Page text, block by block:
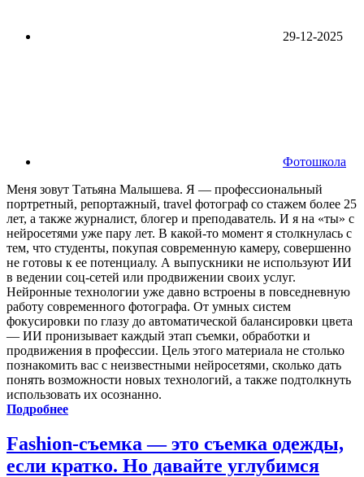
29-12-2025
Фотошкола
Меня зовут Татьяна Малышева. Я — профессиональный
портретный, репортажный, travel фотограф со стажем более 25
лет, а также журналист, блогер и преподаватель. И я на «ты» с
нейросетями уже пару лет. В какой-то момент я столкнулась с
тем, что студенты, покупая современную камеру, совершенно
не готовы к ее потенциалу. А выпускники не используют ИИ
в ведении соц-сетей или продвижении своих услуг.
Нейронные технологии уже давно встроены в повседневную
работу современного фотографа. От умных систем
фокусировки по глазу до автоматической балансировки цвета
— ИИ пронизывает каждый этап съемки, обработки и
продвижения в профессии. Цель этого материала не столько
познакомить вас с неизвестными нейросетями, сколько дать
понять возможности новых технологий, а также подтолкнуть
использовать их осознанно.
Подробнее
Fashion-съемка — это съемка одежды,
если кратко. Но давайте углубимся